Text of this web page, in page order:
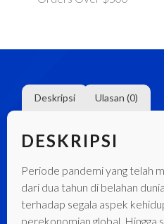
Deskripsi Ulasan (0)
DESKRIPSI
Periode pandemi yang telah
dari dua tahun di belahan
terhadap segala aspek
perekonomian global. Hingga